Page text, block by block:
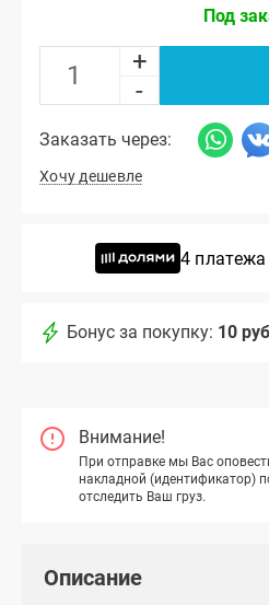
Под
+
-
Заказать через:
Хочу дешевле
4
Бонус за покупку: 10
Внимание!
При отправке мы Вас
накладной (идентификатор)
отследить Ваш груз.
Описание